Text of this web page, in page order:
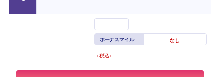
ボーナスマイル なし
（税込）